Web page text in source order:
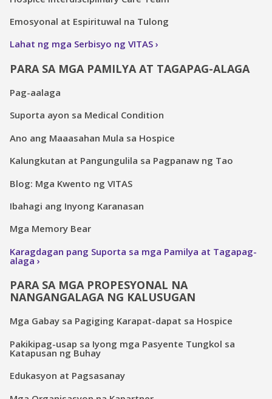
Emosyonal at Espirituwal na Tulong
Lahat ng mga Serbisyo ng VITAS
PARA SA MGA PAMILYA AT TAGAPAG-ALAGA
Pag-aalaga
Suporta ayon sa Medical Condition
Ano ang Maaasahan Mula sa Hospice
Kalungkutan at Pangungulila sa Pagpanaw ng Tao
Blog: Mga Kwento ng VITAS
Ibahagi ang Inyong Karanasan
Mga Memory Bear
Karagdagan pang Suporta sa mga Pamilya at Tagapag-
alaga
PARA SA MGA PROPESYONAL NA
NANGANGALAGA NG KALUSUGAN
Mga Gabay sa Pagiging Karapat-dapat sa Hospice
Pakikipag-usap sa Iyong mga Pasyente Tungkol sa
Katapusan ng Buhay
Edukasyon at Pagsasanay